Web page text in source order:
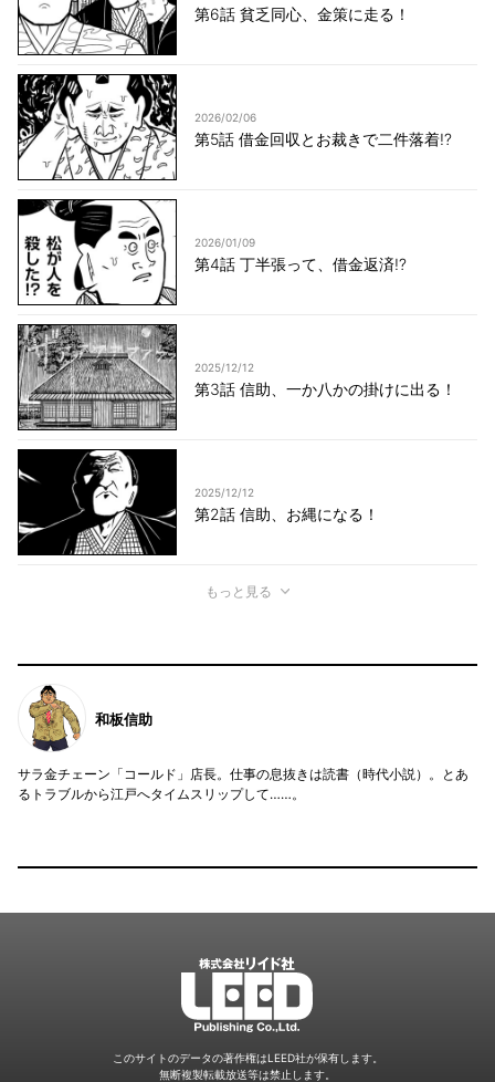
第6話 貧乏同心、金策に走る！
2026/02/06
第5話 借金回収とお裁きで二件落着!?
2026/01/09
第4話 丁半張って、借金返済!?
2025/12/12
第3話 信助、一か八かの掛けに出る！
2025/12/12
第2話 信助、お縄になる！
もっと見る
和板信助
サラ金チェーン「コールド」店長。仕事の息抜きは読書（時代小説）。とあ
るトラブルから江戸へタイムスリップして……。
LEED
このサイトのデータの著作権はLEED社が保有します。
無断複製転載放送等は禁止します。